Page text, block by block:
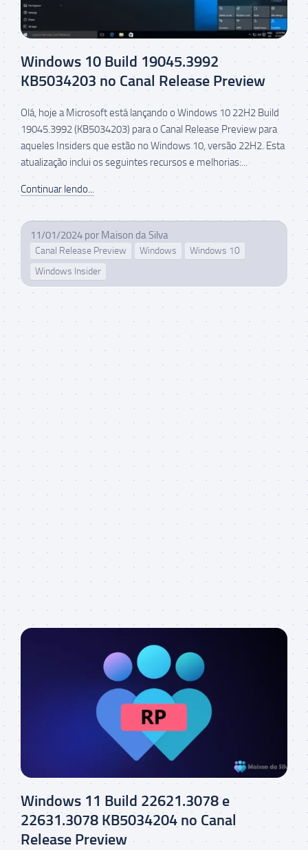
Windows 10 Build 19045.3992
KB5034203 no Canal Release Preview
Olá, hoje a Microsoft está lançando o Windows 10 22H2 Build
19045.3992 (KB5034203) para o Canal Release Preview para
aqueles Insiders que estão no Windows 10, versão 22H2. Esta
atualização inclui os seguintes recursos e melhorias:...
Continuar lendo...
11/01/2024 por Maison da Silva
Canal Release Preview Windows
Windows 10
Windows Insider
Windows 11 Build 22621.3078 e
22631.3078 KB5034204 no Canal
Release Preview